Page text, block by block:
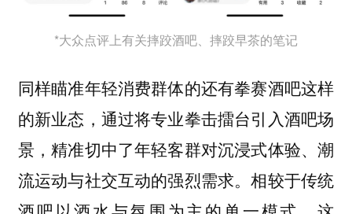
*大众点评上有关摔跤酒吧、摔跤早茶的笔记
同样瞄准年轻消费群体的还有拳赛酒吧这样
的新业态，通过将专业拳击擂台引入酒吧场
景，精准切中了年轻客群对沉浸式体验、潮
流运动与社交互动的强烈需求。相较于传统